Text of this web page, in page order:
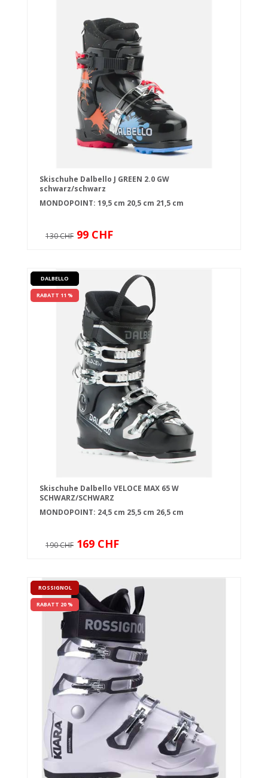
Skischuhe Dalbello J GREEN 2.0 GW
schwarz/schwarz
MONDOPOINT: 19,5 cm 20,5 cm 21,5 cm
130 CHF 99 CHF
DALBELLO
RABATT 11 %
Skischuhe Dalbello VELOCE MAX 65 W
SCHWARZ/SCHWARZ
MONDOPOINT: 24,5 cm 25,5 cm 26,5 cm
190 CHF 169 CHF
ROSSIGNOL
RABATT 20 %